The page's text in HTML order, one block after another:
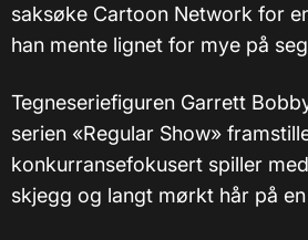
saksøke Cartoon Network for
han mente lignet for mye på
Tegneseriefiguren Garrett
serien «Regular Show»
konkurransefokusert spiller
skjegg og langt mørkt hår på